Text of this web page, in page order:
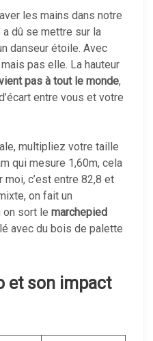
les mains dans notre
dû se mettre sur la
danseur étoile. Avec
pas elle. La hauteur
pas à tout le monde,
entre vous et votre
multipliez votre taille
qui mesure 1,60m, cela
moi, c’est entre 82,8 et
on fait un
on sort le marchepied
avec du bois de palette
et son impact